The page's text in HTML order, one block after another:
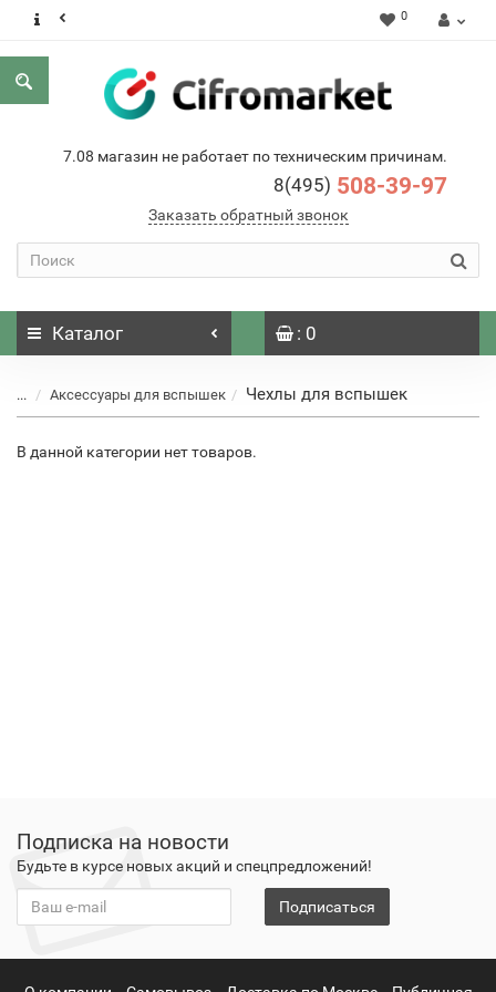
0
7.08 магазин не работает по техническим причинам.
8(495) 508-39-97
Заказать обратный звонок
Каталог : 0
... Аксессуары для вспышек Чехлы для вспышек
В данной категории нет товаров.
Подписка на новости
Будьте в курсе новых акций и спецпредложений!
Подписаться